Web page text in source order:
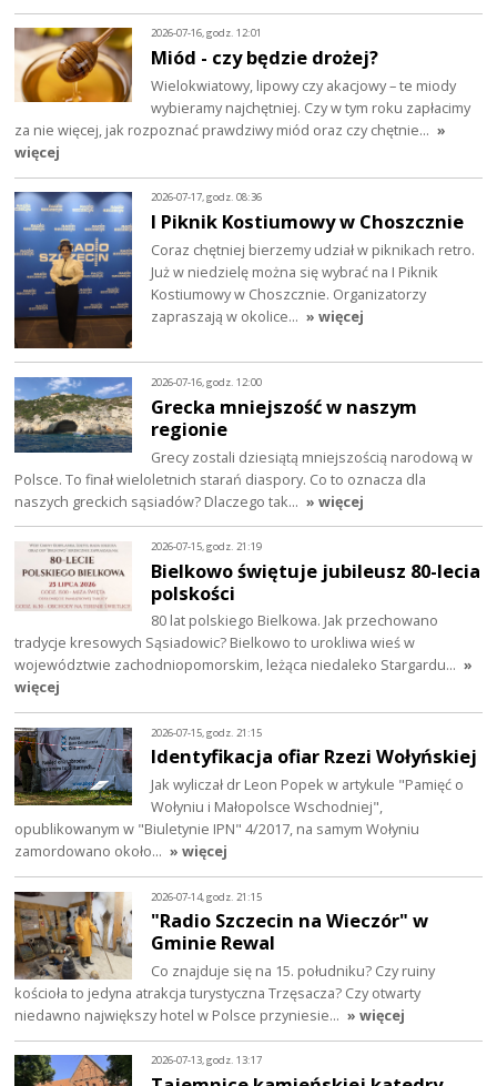
2026-07-16, godz. 12:01
Miód - czy będzie drożej?
Wielokwiatowy, lipowy czy akacjowy – te miody
wybieramy najchętniej. Czy w tym roku zapłacimy
za nie więcej, jak rozpoznać prawdziwy miód oraz czy chętnie… »
więcej
2026-07-17, godz. 08:36
I Piknik Kostiumowy w Choszcznie
Coraz chętniej bierzemy udział w piknikach retro.
Już w niedzielę można się wybrać na I Piknik
Kostiumowy w Choszcznie. Organizatorzy
zapraszają w okolice… » więcej
2026-07-16, godz. 12:00
Grecka mniejszość w naszym
regionie
Grecy zostali dziesiątą mniejszością narodową w
Polsce. To finał wieloletnich starań diaspory. Co to oznacza dla
naszych greckich sąsiadów? Dlaczego tak… » więcej
2026-07-15, godz. 21:19
Bielkowo świętuje jubileusz 80-lecia
polskości
80 lat polskiego Bielkowa. Jak przechowano
tradycje kresowych Sąsiadowic? Bielkowo to urokliwa wieś w
województwie zachodniopomorskim, leżąca niedaleko Stargardu… »
więcej
2026-07-15, godz. 21:15
Identyfikacja ofiar Rzezi Wołyńskiej
Jak wyliczał dr Leon Popek w artykule "Pamięć o
Wołyniu i Małopolsce Wschodniej",
opublikowanym w "Biuletynie IPN" 4/2017, na samym Wołyniu
zamordowano około… » więcej
2026-07-14, godz. 21:15
"Radio Szczecin na Wieczór" w
Gminie Rewal
Co znajduje się na 15. południku? Czy ruiny
kościoła to jedyna atrakcja turystyczna Trzęsacza? Czy otwarty
niedawno największy hotel w Polsce przyniesie… » więcej
2026-07-13, godz. 13:17